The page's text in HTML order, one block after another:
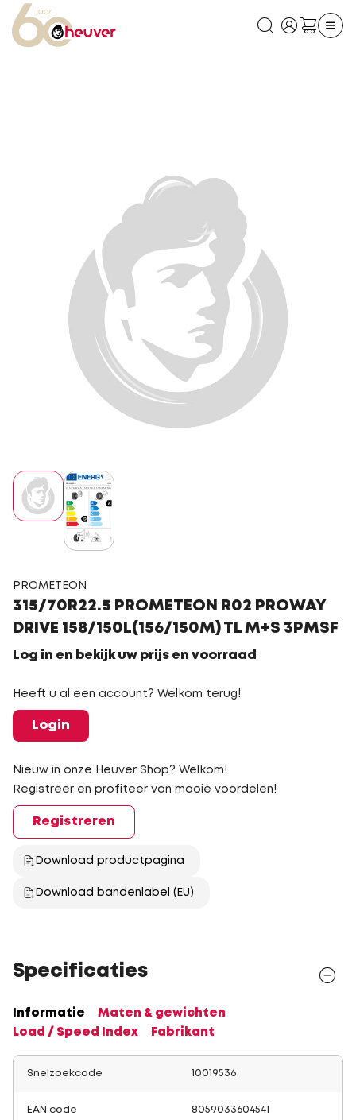
PROMETEON
315/70R22.5 PROMETEON R02 PROWAY
DRIVE 158/150L(156/150M) TL M+S 3PMSF
Log in en bekijk uw prijs en voorraad
Heeft u al een account? Welkom terug!
Login
Nieuw in onze Heuver Shop? Welkom!
Registreer en profiteer van mooie voordelen!
Registreren
Download productpagina
Download bandenlabel (EU)
Specificaties
Informatie
Maten & gewichten
Load / Speed Index
Fabrikant
Snelzoekcode 10019536
EAN code 8059033604541